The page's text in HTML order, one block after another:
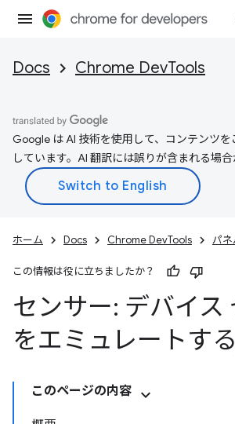
Docs Chrome DevTools
Google は AI 技術を使用して、コンテンツ
しています。AI 翻訳には誤りが含まれる場合
ホーム Docs Chrome DevTools パネ
この情報は役に立ちましたか？
センサー: デバイス
をエミュレートする
このページの内容